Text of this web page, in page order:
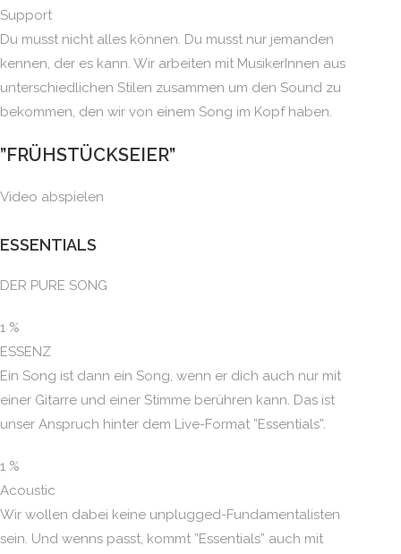
Support
Du musst nicht alles können. Du musst nur jemanden
kennen, der es kann. Wir arbeiten mit MusikerInnen aus
unterschiedlichen Stilen zusammen um den Sound zu
bekommen, den wir von einem Song im Kopf haben.
”FRÜHSTÜCKSEIER”
Video abspielen
ESSENTIALS
DER PURE SONG
1 %
ESSENZ
Ein Song ist dann ein Song, wenn er dich auch nur mit
einer Gitarre und einer Stimme berühren kann. Das ist
unser Anspruch hinter dem Live-Format ”Essentials”.
1 %
Acoustic
Wir wollen dabei keine unplugged-Fundamentalisten
sein. Und wenns passt, kommt ”Essentials” auch mit